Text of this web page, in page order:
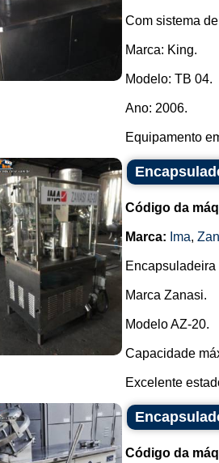
Com sistema
Marca: King.
Modelo: TB 04.
Ano: 2006.
Equipamento
Código da
Marca: Ima,
Marca Zanasi.
Modelo AZ-20.
Capacidade
Excelente
Código da